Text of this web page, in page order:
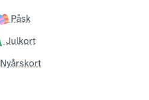
Påsk
Julkort
Nyårskort